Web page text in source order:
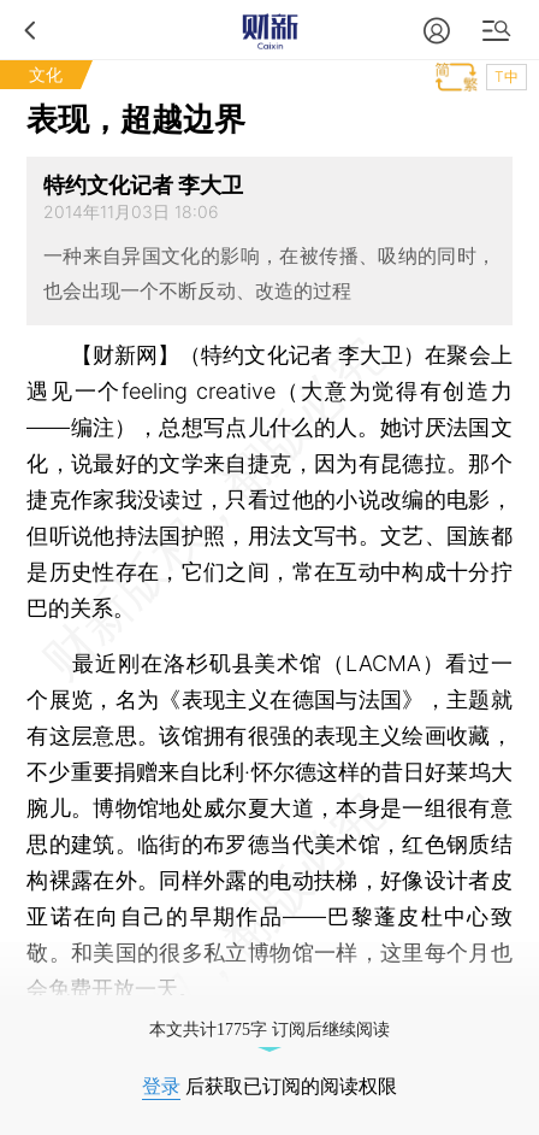
文化 T中
表现，超越边界
特约文化记者 李大卫
2014年11月03日 18:06
一种来自异国文化的影响，在被传播、吸纳的同时，
也会出现一个不断反动、改造的过程
【财新网】（特约文化记者 李大卫）在聚会上
遇见一个feeling creative（大意为觉得有创造力
——编注），总想写点儿什么的人。她讨厌法国文
化，说最好的文学来自捷克，因为有昆德拉。那个
捷克作家我没读过，只看过他的小说改编的电影，
但听说他持法国护照，用法文写书。文艺、国族都
是历史性存在，它们之间，常在互动中构成十分拧
巴的关系。
最近刚在洛杉矶县美术馆（LACMA）看过一
个展览，名为《表现主义在德国与法国》，主题就
有这层意思。该馆拥有很强的表现主义绘画收藏，
不少重要捐赠来自比利·怀尔德这样的昔日好莱坞大
腕儿。博物馆地处威尔夏大道，本身是一组很有意
思的建筑。临街的布罗德当代美术馆，红色钢质结
构裸露在外。同样外露的电动扶梯，好像设计者皮
亚诺在向自己的早期作品——巴黎蓬皮杜中心致
敬。和美国的很多私立博物馆一样，这里每个月也
会免费开放一天。
本文共计1775字 订阅后继续阅读
登录 后获取已订阅的阅读权限